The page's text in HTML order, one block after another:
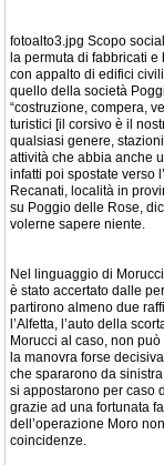
fotoalto3.jpg Scopo
la permuta di fabbricati
con appalto di edifici
quello della società
“costruzione, compera,
turistici [il corsivo è il
qualsiasi genere,
attività che abbia anche
infatti poi spostate verso
Recanati, località in
su Poggio delle Rose,
volerne sapere niente.
Nel linguaggio di
è stato accertato dalle
partirono almeno due
l’Alfetta, l’auto della
Morucci al caso, non
la manovra forse
che spararono da
si appostarono per caso
grazie ad una fortunata
dell’operazione Moro
coincidenze.